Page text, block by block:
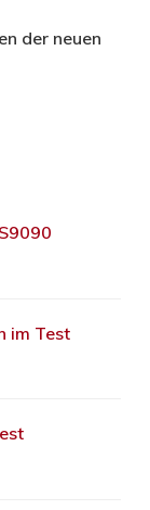
der neuen
im Test